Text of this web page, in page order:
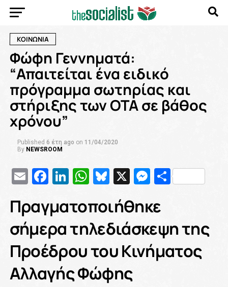
ΚΟΙΝΩΝΙΑ
Φώφη Γεννηματά:
“Απαιτείται ένα ειδικό
πρόγραμμα σωτηρίας και
στήριξης των ΟΤΑ σε βάθος
χρόνου”
Published 6 έτη ago on 11/04/2020
By NEWSROOM
EmailFacebook
LinkedIn
WhatsApp
Bluesky
X
Πραγματοποιήθηκε
σήμερα τηλεδιάσκεψη της
Προέδρου του Κινήματος
Αλλαγής Φώφης